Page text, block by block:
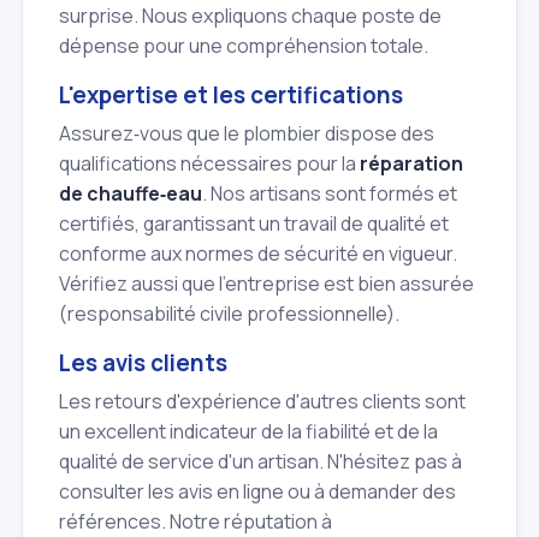
surprise. Nous expliquons chaque poste de
dépense pour une compréhension totale.
L'expertise et les certifications
Assurez‑vous que le plombier dispose des
qualifications nécessaires pour la réparation
de chauffe‑eau. Nos artisans sont formés et
certifiés, garantissant un travail de qualité et
conforme aux normes de sécurité en vigueur.
Vérifiez aussi que l'entreprise est bien assurée
(responsabilité civile professionnelle).
Les avis clients
Les retours d'expérience d'autres clients sont
un excellent indicateur de la fiabilité et de la
qualité de service d'un artisan. N'hésitez pas à
consulter les avis en ligne ou à demander des
références. Notre réputation à